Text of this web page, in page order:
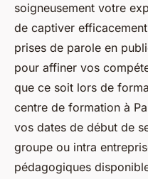
soigneusement votre
de captiver
prises de parole en
pour affiner vos
que ce soit lors de
centre de formation à
vos dates de début de
groupe ou intra
pédagogiques